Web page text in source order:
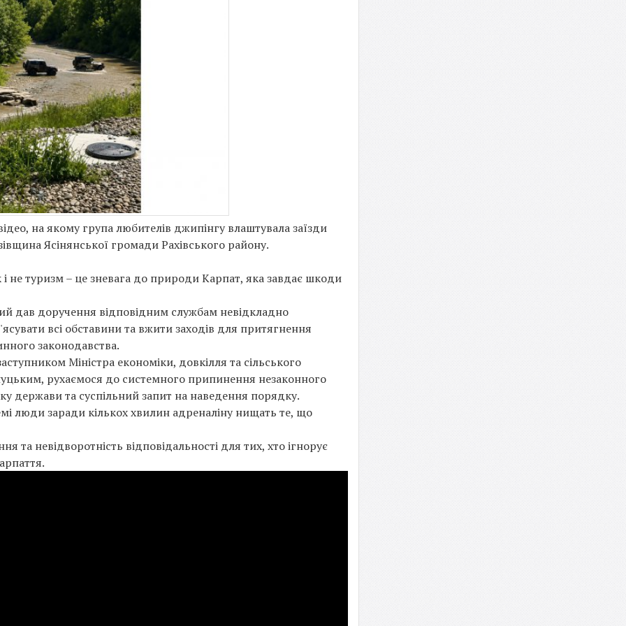
на якому група любителів джипінгу влаштувала заїзди
Ясінянської громади Рахівського району.
не туризм – це зневага до природи Карпат, яка завдає шкоди
дав доручення відповідним службам невідкладно
всі обставини та вжити заходів для притягнення
законодавства.
Міністра економіки, довкілля та сільського
рухаємося до системного припинення незаконного
держави та суспільний запит на наведення порядку.
люди заради кількох хвилин адреналіну нищать те, що
невідворотність відповідальності для тих, хто ігнорує